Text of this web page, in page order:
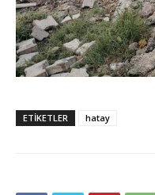
ETIKETLER hatay